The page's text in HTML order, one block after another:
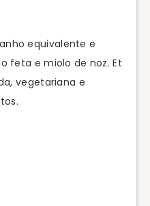
equivalente e
feta e miolo de noz. Et
vegetariana e